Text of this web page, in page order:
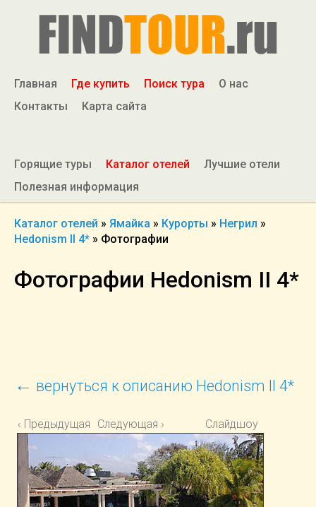
Главная Где купить Поиск тура
О нас
Контакты
Карта сайта
Горящие туры Каталог отелей
Лучшие отели
Полезная информация
Каталог отелей » Ямайка » Курорты » Негрил »
Hedonism II 4* » Фотографии
Фотографии Hedonism II 4*
← вернуться к описанию Hedonism II 4*
‹ Предыдущая Следующая › Слайдшоу